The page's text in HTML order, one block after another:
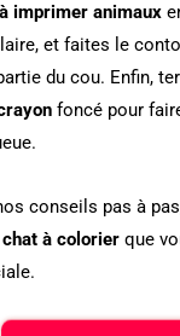
imprimer animaux
et faites le
du cou. Enfin,
foncé pour
conseils pas à
à colorier que